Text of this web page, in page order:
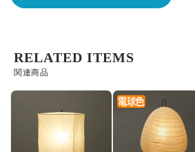
関連商品
RELATED ITEMS